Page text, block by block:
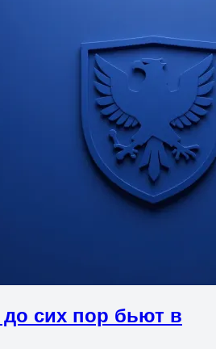
сих пор бьют в